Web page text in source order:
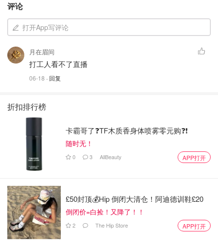
评论
打开App写评论
月在眉间
打工人看不了直播
06-18 · 回复
折扣排行榜
卡霸哥了❓TF木质香身体喷雾零元购❓❗
随时无！
0 3 AllBeauty APP打开
£50封顶💰Hip 倒闭大清仓！阿迪德训鞋£20
倒闭价=白捡！又降了！！
2 The Hip Store APP打开